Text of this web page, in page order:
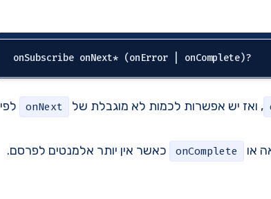
, ואז יש אפשרות לכמות לא מוגבלת של onNext
לפי
או onComplete
כאשר אין יותר אלמנטים לפרסם.